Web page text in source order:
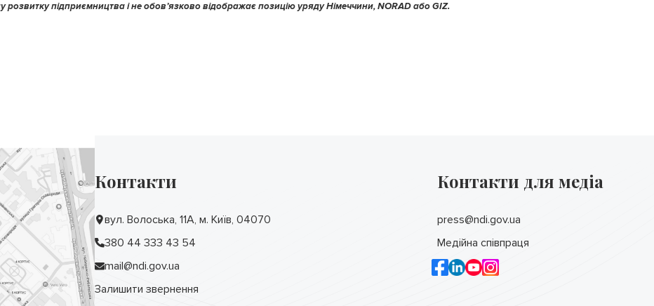
розвитку підприємництва і не обов’язково відображає позицію уряду Німеччини, NORAD або GIZ.
Контакти
вул. Волоська, 11А, м. Київ, 04070
380 44 333 43 54
mail@ndi.gov.ua
Залишити звернення
Контакти для медіа
press@ndi.gov.ua
Медійна співпраця